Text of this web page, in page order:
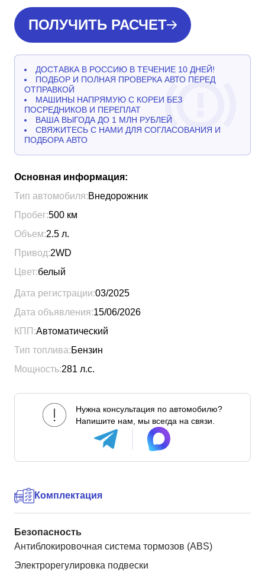
ПОЛУЧИТЬ РАСЧЕТ
ДОСТАВКА В РОССИЮ В ТЕЧЕНИЕ 10 ДНЕЙ!
ПОДБОР И ПОЛНАЯ ПРОВЕРКА АВТО ПЕРЕД
ОТПРАВКОЙ
МАШИНЫ НАПРЯМУЮ С КОРЕИ БЕЗ
ПОСРЕДНИКОВ И ПЕРЕПЛАТ
ВАША ВЫГОДА ДО 1 МЛН РУБЛЕЙ
СВЯЖИТЕСЬ С НАМИ ДЛЯ СОГЛАСОВАНИЯ И
ПОДБОРА АВТО
Основная информация:
Тип автомобиля:Внедорожник
Пробег:500 км
Объем:2.5 л.
Привод:2WD
Цвет:белый
Дата регистрации:03/2025
Дата объявления:15/06/2026
КПП:Автоматический
Тип топлива:Бензин
Мощность:281 л.с.
Нужна консультация по автомобилю?
Напишите нам, мы всегда на связи.
Комплектация
Безопасность
Антиблокировочная система тормозов (ABS)
Электрорегулировка подвески